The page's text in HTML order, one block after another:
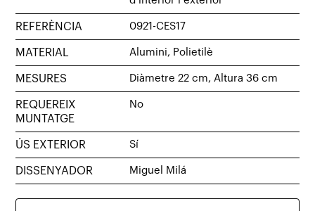
REFERÈNCIA 0921-CES17
MATERIAL Alumini, Polietilè
MESURES Diàmetre 22 cm, Altura 36 cm
REQUEREIX
MUNTATGE
No
ÚS EXTERIOR Sí
DISSENYADOR Miguel Milá